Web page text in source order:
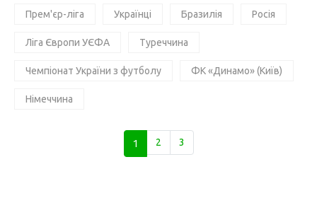
Прем'єр-ліга Українці Бразилія Росія
Ліга Європи УЄФА Туреччина
Чемпіонат України з футболу ФК «Динамо» (Київ)
Німеччина
1 2 3